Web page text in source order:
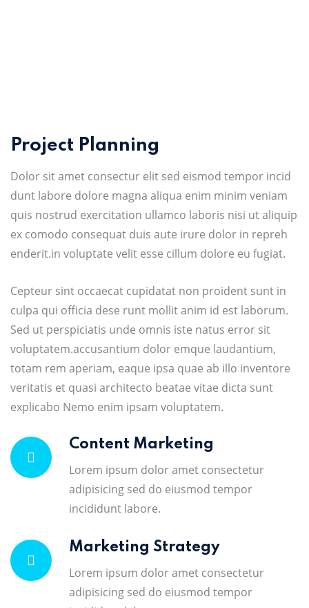
Project Planning
Dolor sit amet consectur elit sed eismod tempor incid
dunt labore dolore magna aliqua enim minim veniam
quis nostrud exercitation ullamco laboris nisi ut aliquip
ex comodo consequat duis aute irure dolor in repreh
enderit.in voluptate velit esse cillum dolore eu fugiat.
Cepteur sint occaecat cupidatat non proident sunt in
culpa qui officia dese runt mollit anim id est laborum.
Sed ut perspiciatis unde omnis iste natus error sit
voluptatem.accusantium dolor emque laudantium,
totam rem aperiam, eaque ipsa quae ab illo inventore
veritatis et quasi architecto beatae vitae dicta sunt
explicabo Nemo enim ipsam voluptatem.
Content Marketing
Lorem ipsum dolor amet consectetur
adipisicing sed do eiusmod tempor
incididunt labore.
Marketing Strategy
Lorem ipsum dolor amet consectetur
adipisicing sed do eiusmod tempor